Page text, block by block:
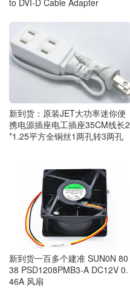
新到货：原装JET大功率迷你便
携电源插座电工插座35CM线长2
*1.25平方全铜丝1两孔转3两孔
新到货一百多个建准 SUN0N 80
38 PSD1208PMB3-A DC12V 0.
46A 风扇